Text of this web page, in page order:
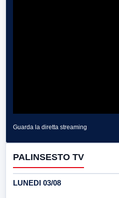
Guarda la diretta streaming
PALINSESTO TV
LUNEDI 03/08